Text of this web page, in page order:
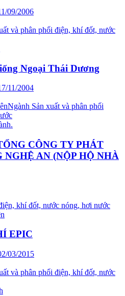
09/2006
và phân phối điện, khí đốt, nước
Ngoại Thái Dương
11/2004
Ngành Sản xuất và phân phối
CÔNG TY PHÁT
AN (NỘP HỘ NHÀ
khí đốt, nước nóng, hơi nước
EPIC
03/2015
và phân phối điện, khí đốt, nước